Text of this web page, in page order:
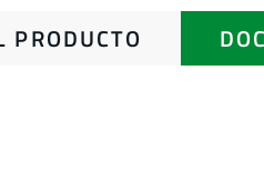
PRODUCTO